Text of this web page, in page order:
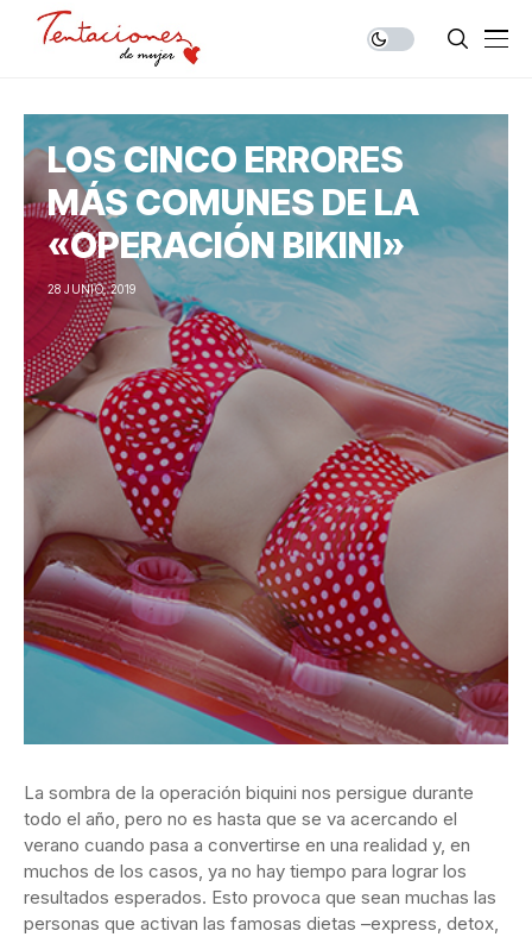
LOS CINCO ERRORES
MÁS COMUNES DE LA
«OPERACIÓN BIKINI»
28 JUNIO, 2019
La sombra de la operación biquini nos persigue durante
todo el año, pero no es hasta que se va acercando el
verano cuando pasa a convertirse en una realidad y, en
muchos de los casos, ya no hay tiempo para lograr los
resultados esperados. Esto provoca que sean muchas las
personas que activan las famosas dietas –express, detox,